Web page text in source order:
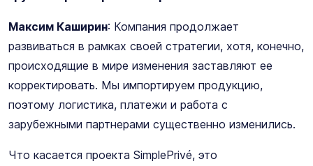
Максим Каширин: Компания продолжает
развиваться в рамках своей стратегии, хотя, конечно,
происходящие в мире изменения заставляют ее
корректировать. Мы импортируем продукцию,
поэтому логистика, платежи и работа с
зарубежными партнерами существенно изменились.
Что касается проекта SimplePrivé, это